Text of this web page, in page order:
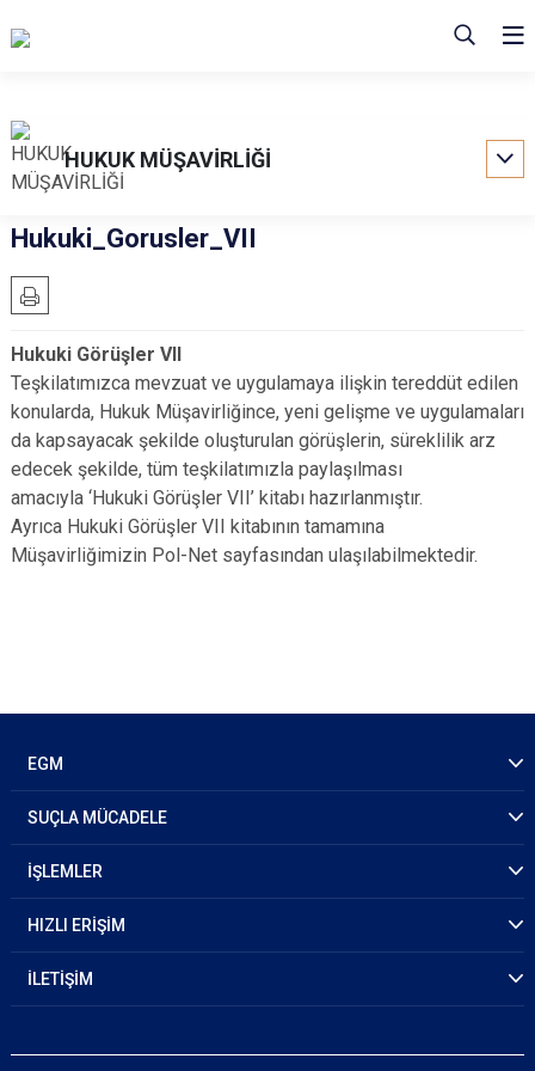
HUKUK MÜŞAVİRLİĞİ
Hukuki_Gorusler_VII
Hukuki Görüşler VII
Teşkilatımızca mevzuat ve uygulamaya ilişkin tereddüt edilen
konularda, Hukuk Müşavirliğince, yeni gelişme ve uygulamaları
da kapsayacak şekilde oluşturulan görüşlerin, süreklilik arz
edecek şekilde, tüm teşkilatımızla paylaşılması
amacıyla ‘Hukuki Görüşler VII’ kitabı hazırlanmıştır.
Ayrıca Hukuki Görüşler VII kitabının tamamına
Müşavirliğimizin Pol-Net sayfasından ulaşılabilmektedir.
EGM
SUÇLA MÜCADELE
İŞLEMLER
HIZLI ERİŞİM
İLETİŞİM